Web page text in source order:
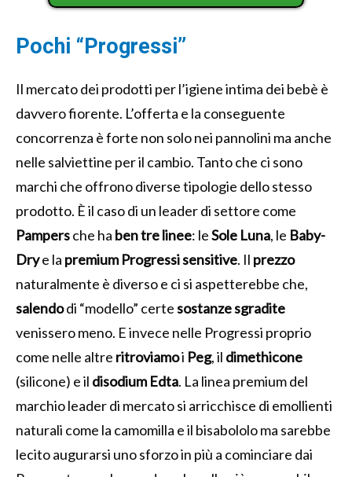
Pochi “Progressi”
Il mercato dei prodotti per l’igiene intima dei bebè è
davvero fiorente. L’offerta e la conseguente
concorrenza è forte non solo nei pannolini ma anche
nelle salviettine per il cambio. Tanto che ci sono
marchi che offrono diverse tipologie dello stesso
prodotto. È il caso di un leader di settore come
Pampersche ha ben tre linee: leSole Luna, le Baby-
Drye la premium Progressi sensitive. Il prezzo
naturalmente è diverso e ci si aspetterebbe che,
salendodi “modello” certesostanzesgradite
venissero meno. E invece nelle Progressi proprio
come nelle altre ritroviamoi Peg, il dimethicone
(silicone) e il disodium Edta. La linea premium del
marchio leader di mercato si arricchisce di emollienti
naturali come la camomilla e il bisabololo ma sarebbe
lecito augurarsi uno sforzo in più a cominciare dai